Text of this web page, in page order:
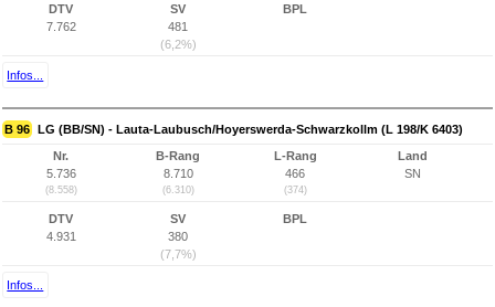
DTV
7.762
SV
481
(6,2%)
BPL
Infos...
B 96 LG (BB/SN) - Lauta-Laubusch/Hoyerswerda-Schwarzkollm (L 198/K 6403)
Nr.
5.736
(8.558)
B-Rang
8.710
(6.310)
L-Rang
466
(374)
Land
SN
DTV
4.931
SV
380
(7,7%)
BPL
Infos...